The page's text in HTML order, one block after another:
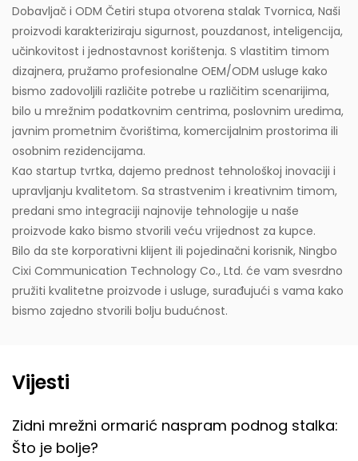
Dobavljač i ODM Četiri stupa otvorena stalak Tvornica, Naši
proizvodi karakteriziraju sigurnost, pouzdanost, inteligencija,
učinkovitost i jednostavnost korištenja. S vlastitim timom
dizajnera, pružamo profesionalne OEM/ODM usluge kako
bismo zadovoljili različite potrebe u različitim scenarijima,
bilo u mrežnim podatkovnim centrima, poslovnim uredima,
javnim prometnim čvorištima, komercijalnim prostorima ili
osobnim rezidencijama.
Kao startup tvrtka, dajemo prednost tehnološkoj inovaciji i
upravljanju kvalitetom. Sa strastvenim i kreativnim timom,
predani smo integraciji najnovije tehnologije u naše
proizvode kako bismo stvorili veću vrijednost za kupce.
Bilo da ste korporativni klijent ili pojedinačni korisnik, Ningbo
Cixi Communication Technology Co., Ltd. će vam svesrdno
pružiti kvalitetne proizvode i usluge, surađujući s vama kako
bismo zajedno stvorili bolju budućnost.
Vijesti
Zidni mrežni ormarić naspram podnog stalka:
Što je bolje?